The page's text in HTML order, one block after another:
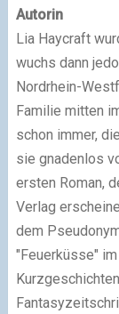
Autorin
Lia Haycraft
wuchs dann
Nordrhein-
Familie mitten
schon immer,
sie gnadenlos
ersten Roman,
Verlag
dem
"Feuerküsse"